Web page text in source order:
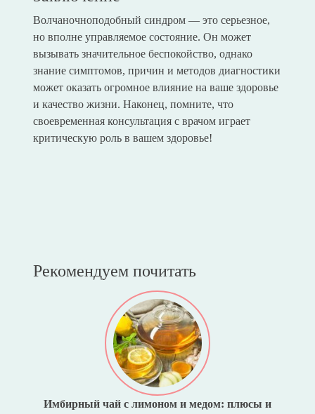
Волчаночноподобный синдром — это серьезное,
но вполне управляемое состояние. Он может
вызывать значительное беспокойство, однако
знание симптомов, причин и методов диагностики
может оказать огромное влияние на ваше здоровье
и качество жизни. Наконец, помните, что
своевременная консультация с врачом играет
критическую роль в вашем здоровье!
Рекомендуем почитать
Имбирный чай с лимоном и медом: плюсы и